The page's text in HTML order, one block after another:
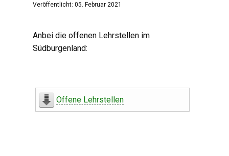
Veröffentlicht: 05. Februar 2021
Anbei die offenen Lehrstellen im
Südburgenland:
Offene Lehrstellen